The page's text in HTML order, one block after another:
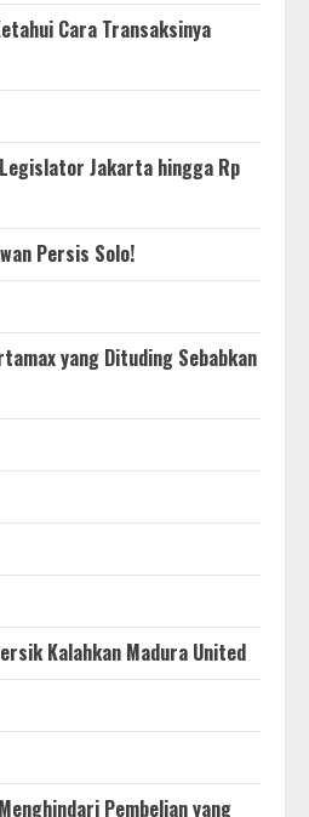
Cara Transaksinya
Jakarta hingga Rp
Persis Solo!
yang Dituding Sebabkan
Kalahkan Madura United
Pembelian yang